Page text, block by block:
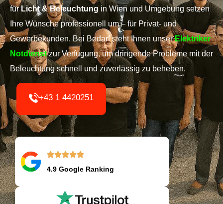
fürLicht & Beleuchtung in Wien und Umgebung setzen
Ihre Wünsche professionell um – für Privat- und
Gewerbekunden. Bei Bedarf steht Ihnen unserElektriker
Notdienstzur Verfügung, um dringende Probleme mit der
Beleuchtung schnell und zuverlässig zu beheben.
+43 1 4420251
4.9 Google Ranking